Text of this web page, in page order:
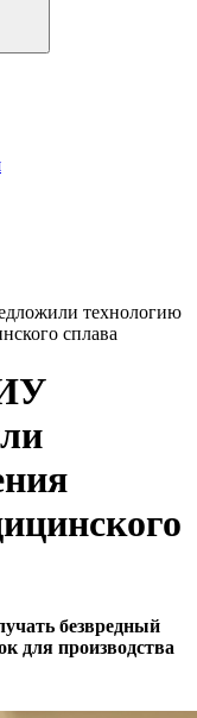
технологию
сплава
безвредный
для производства